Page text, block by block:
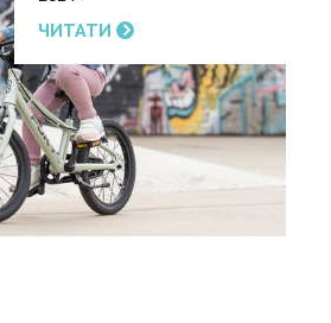
ЧИТАТИ